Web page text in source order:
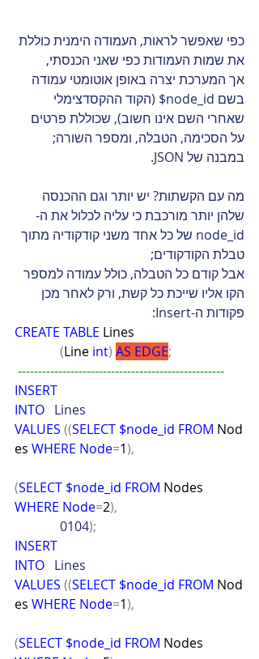
כפי שאפשר לראות, העמודה הימנית כוללת
את שמות העמודות כפי שאני הכנסתי,
אך המערכת יצרה באופן אוטומטי עמודה
בשם node_id$ (הקוד ההקסדצימלי
שאחרי השם אינו חשוב), שכוללת פרטים
על הסכימה, הטבלה, ומספר השורה;
במבנה של JSON.
מה עם הקשתות? יש יותר וגם ההכנסה
שלהן יותר מורכבת כי עליה לכלול את ה-
node_id של כל אחד משני קודקודיה מתוך
טבלת הקודקודים;
אבל קודם כל הטבלה, כולל עמודה למספר
הקו אליו שייכת כל קשת, ורק לאחר מכן
פקודות ה-Insert:
CREATE TABLE Lines
(Line int) AS EDGE;
---------------------------------------------------
INSERT
INTO Lines
VALUES ((SELECT $node_id FROM Nod
es WHERE Node=1),
(SELECT $node_id FROM Nodes
WHERE Node=2),
0104);
INSERT
INTO Lines
VALUES ((SELECT $node_id FROM Nod
es WHERE Node=1),
(SELECT $node_id FROM Nodes